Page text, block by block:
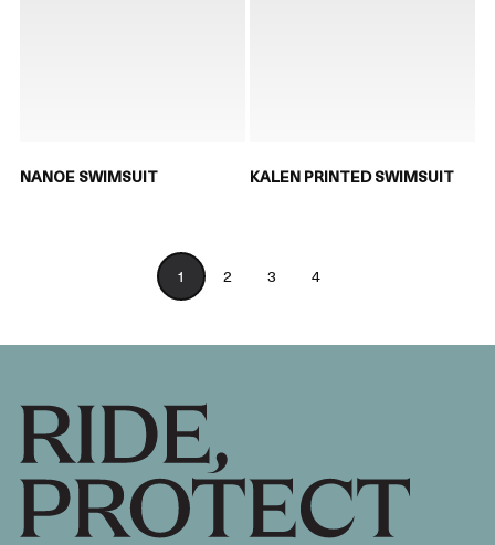
NANOE SWIMSUIT KALEN PRINTED SWIMSUIT
1 2 3 4